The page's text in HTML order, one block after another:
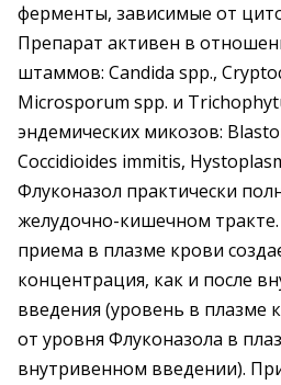
ферменты, зависимые от
Препарат активен в
штаммов: Candida spp.,
Microsporum spp. и
эндемических микозов:
Coccidioides immitis,
Флуконазол практически
желудочно-кишечном
приема в плазме крови
концентрация, как и после
введения (уровень в плазме
от уровня Флуконазола в
внутривенном введении).